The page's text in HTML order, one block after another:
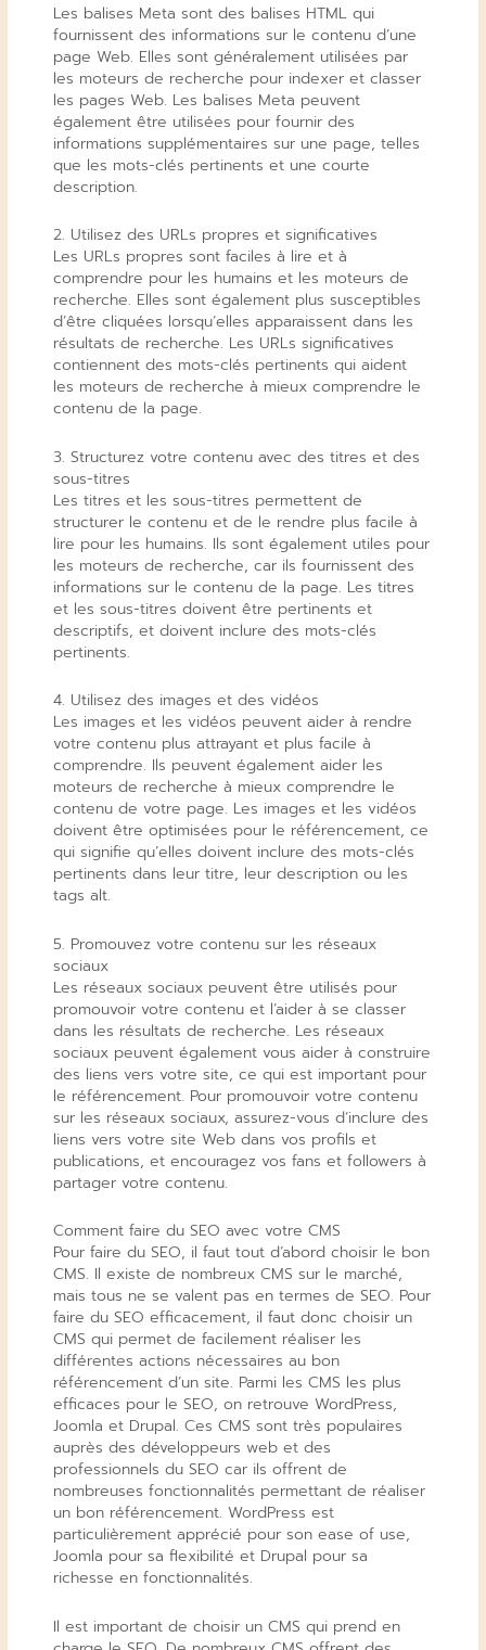
Les balises Meta sont des balises HTML qui
fournissent des informations sur le contenu d’une
page Web. Elles sont généralement utilisées par
les moteurs de recherche pour indexer et classer
les pages Web. Les balises Meta peuvent
également être utilisées pour fournir des
informations supplémentaires sur une page, telles
que les mots-clés pertinents et une courte
description.
2. Utilisez des URLs propres et significatives
Les URLs propres sont faciles à lire et à
comprendre pour les humains et les moteurs de
recherche. Elles sont également plus susceptibles
d’être cliquées lorsqu’elles apparaissent dans les
résultats de recherche. Les URLs significatives
contiennent des mots-clés pertinents qui aident
les moteurs de recherche à mieux comprendre le
contenu de la page.
3. Structurez votre contenu avec des titres et des
sous-titres
Les titres et les sous-titres permettent de
structurer le contenu et de le rendre plus facile à
lire pour les humains. Ils sont également utiles pour
les moteurs de recherche, car ils fournissent des
informations sur le contenu de la page. Les titres
et les sous-titres doivent être pertinents et
descriptifs, et doivent inclure des mots-clés
pertinents.
4. Utilisez des images et des vidéos
Les images et les vidéos peuvent aider à rendre
votre contenu plus attrayant et plus facile à
comprendre. Ils peuvent également aider les
moteurs de recherche à mieux comprendre le
contenu de votre page. Les images et les vidéos
doivent être optimisées pour le référencement, ce
qui signifie qu’elles doivent inclure des mots-clés
pertinents dans leur titre, leur description ou les
tags alt.
5. Promouvez votre contenu sur les réseaux
sociaux
Les réseaux sociaux peuvent être utilisés pour
promouvoir votre contenu et l’aider à se classer
dans les résultats de recherche. Les réseaux
sociaux peuvent également vous aider à construire
des liens vers votre site, ce qui est important pour
le référencement. Pour promouvoir votre contenu
sur les réseaux sociaux, assurez-vous d’inclure des
liens vers votre site Web dans vos profils et
publications, et encouragez vos fans et followers à
partager votre contenu.
Comment faire du SEO avec votre CMS
Pour faire du SEO, il faut tout d’abord choisir le bon
CMS. Il existe de nombreux CMS sur le marché,
mais tous ne se valent pas en termes de SEO. Pour
faire du SEO efficacement, il faut donc choisir un
CMS qui permet de facilement réaliser les
différentes actions nécessaires au bon
référencement d’un site. Parmi les CMS les plus
efficaces pour le SEO, on retrouve WordPress,
Joomla et Drupal. Ces CMS sont très populaires
auprès des développeurs web et des
professionnels du SEO car ils offrent de
nombreuses fonctionnalités permettant de réaliser
un bon référencement. WordPress est
particulièrement apprécié pour son ease of use,
Joomla pour sa flexibilité et Drupal pour sa
richesse en fonctionnalités.
Il est important de choisir un CMS qui prend en